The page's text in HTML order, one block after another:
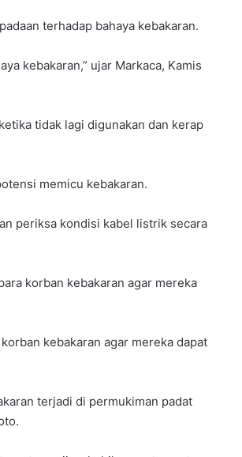
terhadap bahaya kebakaran.
kebakaran,” ujar Markaca, Kamis
tidak lagi digunakan dan kerap
memicu kebakaran.
periksa kondisi kabel listrik secara
korban kebakaran agar mereka
kebakaran agar mereka dapat
terjadi di permukiman padat